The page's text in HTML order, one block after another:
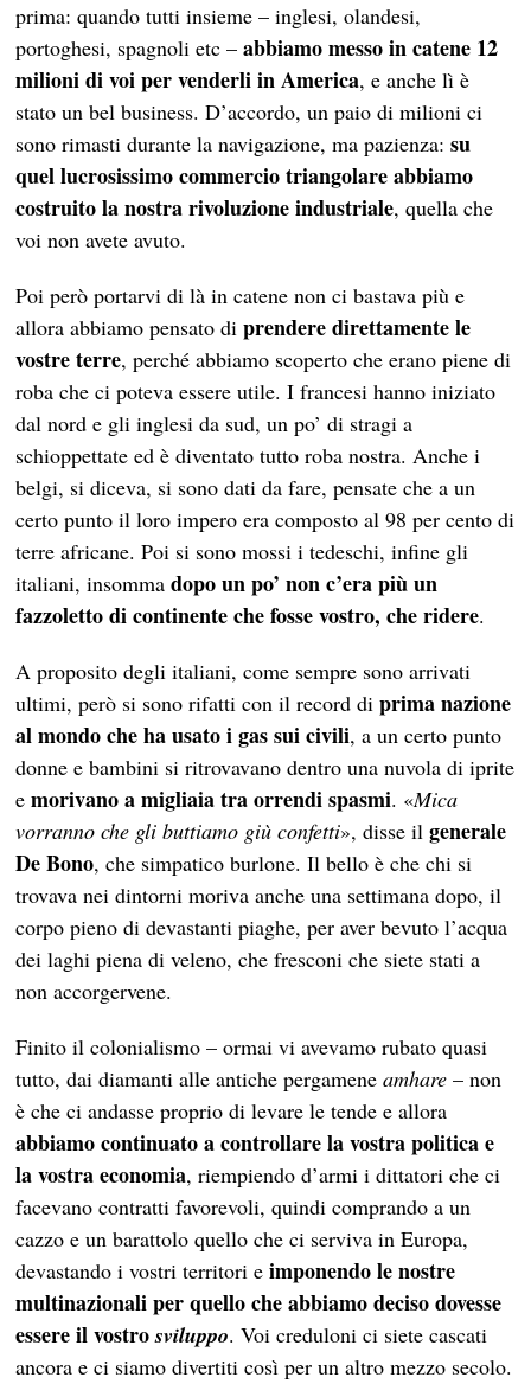
prima: quando tutti insieme – inglesi, olandesi,
portoghesi, spagnoli etc –abbiamo messo in catene 12
milioni di voi per venderli in America, e anche lì è
stato un bel business. D’accordo, un paio di milioni ci
sono rimasti durante la navigazione, ma pazienza:su
quel lucrosissimo commercio triangolare abbiamo
costruito la nostra rivoluzione industriale, quella che
voi non avete avuto.
Poi però portarvi di là in catene non ci bastava più e
allora abbiamo pensato di prendere direttamente le
vostre terre, perché abbiamo scoperto che erano piene di
roba che ci poteva essere utile. I francesi hanno iniziato
dal nord e gli inglesi da sud, un po’ di stragi a
schioppettate ed è diventato tutto roba nostra. Anche i
belgi, si diceva, si sono dati da fare, pensate che a un
certo punto il loro impero era composto al 98 per cento di
terre africane. Poi si sono mossi i tedeschi, infine gli
italiani, insommadopo un po’ non c’era più un
fazzoletto di continente che fosse vostro, che ridere.
A proposito degli italiani, come sempre sono arrivati
ultimi, però si sono rifatti con il record diprima nazione
al mondo che ha usato i gas sui civili, a un certo punto
donne e bambini si ritrovavano dentro una nuvola di iprite
emorivano a migliaia tra orrendi spasmi. «Mica
vorranno che gli buttiamo giù confetti», disse ilgenerale
De Bono, che simpatico burlone. Il bello è che chi si
trovava nei dintorni moriva anche una settimana dopo, il
corpo pieno di devastanti piaghe, per aver bevuto l’acqua
dei laghi piena di veleno, che fresconi che siete stati a
non accorgervene.
Finito il colonialismo – ormai vi avevamo rubato quasi
tutto, dai diamanti alle antiche pergameneamhare – non
è che ci andasse proprio di levare le tende e allora
abbiamo continuato a controllare la vostra politica e
la vostra economia, riempiendo d’armi i dittatori che ci
facevano contratti favorevoli, quindi comprando a un
cazzo e un barattolo quello che ci serviva in Europa,
devastando i vostri territori eimponendo le nostre
multinazionali per quello che abbiamo deciso dovesse
essere il vostrosviluppo. Voi creduloni ci siete cascati
ancora e ci siamo divertiti così per un altro mezzo secolo.